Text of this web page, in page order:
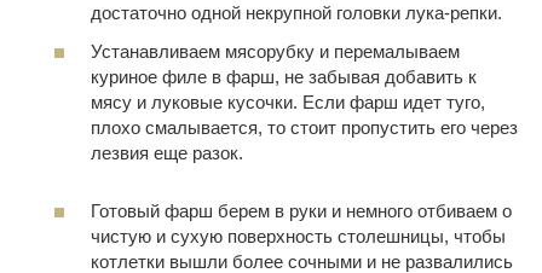
достаточно одной некрупной головки лука-репки.
Устанавливаем мясорубку и перемалываем
куриное филе в фарш, не забывая добавить к
мясу и луковые кусочки. Если фарш идет туго,
плохо смалывается, то стоит пропустить его через
лезвия еще разок.
Готовый фарш берем в руки и немного отбиваем о
чистую и сухую поверхность столешницы, чтобы
котлетки вышли более сочными и не развалились